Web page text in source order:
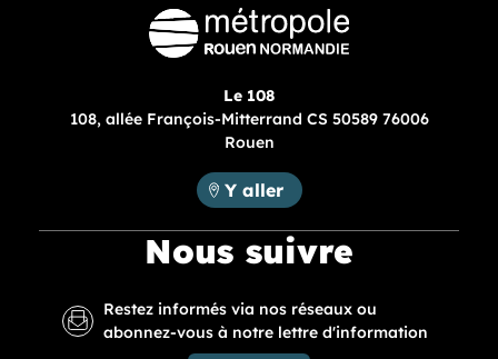
Le 108
108, allée François-Mitterrand CS 50589 76006
Rouen
Métropole Rouen Normandie :
Y aller
Nous suivre
Restez informés via nos réseaux ou
abonnez-vous à notre lettre d'information